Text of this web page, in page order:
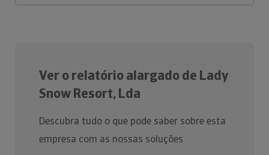
Ver o relatório alargado de Lady
Snow Resort, Lda
Descubra tudo o que pode saber sobre esta
empresa com as nossas soluções